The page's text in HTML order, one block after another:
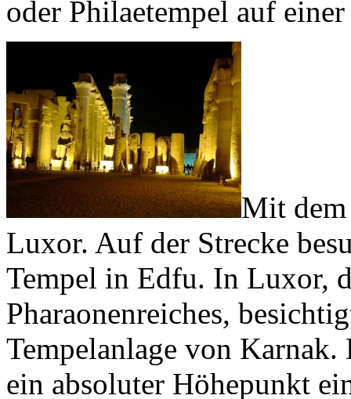
oder Philaetempel auf
Mit
Luxor. Auf der Strecke
Tempel in Edfu. In Luxor,
Pharaonenreiches,
Tempelanlage von Karnak.
ein absoluter Höhepunkt